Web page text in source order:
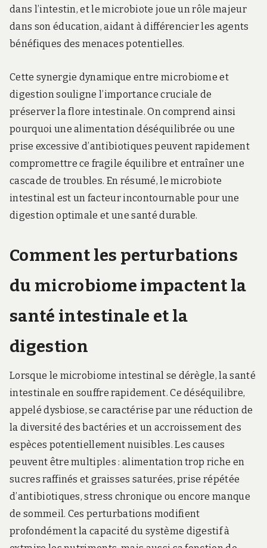
dans l’intestin, et le microbiote joue un rôle majeur
dans son éducation, aidant à différencier les agents
bénéfiques des menaces potentielles.
Cette synergie dynamique entre microbiome et
digestion souligne l’importance cruciale de
préserver la flore intestinale. On comprend ainsi
pourquoi une alimentation déséquilibrée ou une
prise excessive d’antibiotiques peuvent rapidement
compromettre ce fragile équilibre et entraîner une
cascade de troubles. En résumé, le microbiote
intestinal est un facteur incontournable pour une
digestion optimale et une santé durable.
Comment les perturbations
du microbiome impactent la
santé intestinale et la
digestion
Lorsque le microbiome intestinal se dérègle, la santé
intestinale en souffre rapidement. Ce déséquilibre,
appelé dysbiose, se caractérise par une réduction de
la diversité des bactéries et un accroissement des
espèces potentiellement nuisibles. Les causes
peuvent être multiples : alimentation trop riche en
sucres raffinés et graisses saturées, prise répétée
d’antibiotiques, stress chronique ou encore manque
de sommeil. Ces perturbations modifient
profondément la capacité du système digestif à